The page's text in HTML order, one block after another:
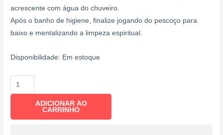
acrescente com água do chuveiro.
Após o banho de higiene, finalize jogando do pescoço para
baixo e mentalizando a limpeza espiritual.
Disponibilidade: Em estoque
ADICIONAR AO
CARRINHO